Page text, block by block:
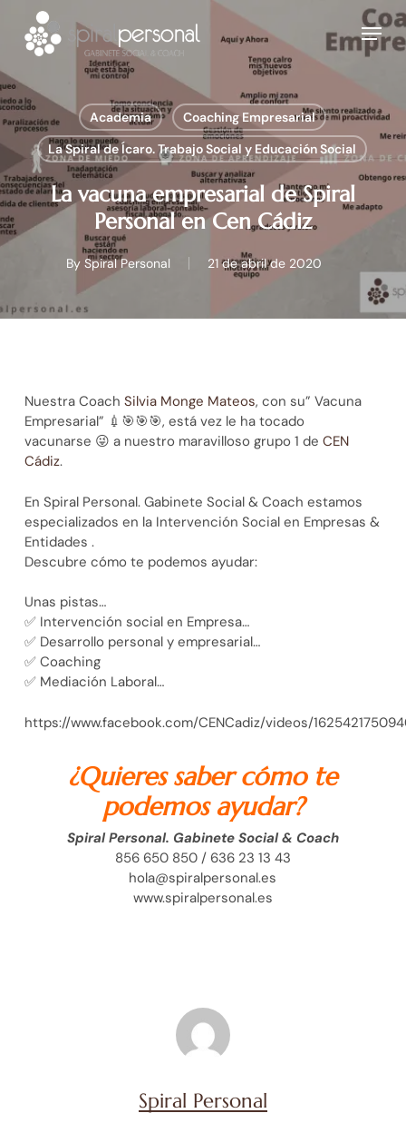
main
content
Menu
Academia
Coaching Empresarial
La Spiral de Ícaro. Trabajo Social y Educación Social
La vacuna empresarial de Spiral
Personal en Cen Cádiz
By Spiral Personal 21 de abril de 2020
Nuestra Coach Silvia Monge Mateos, con su” Vacuna
Empresarial” 💉 🎯 🎯 🎯, está vez le ha tocado
vacunarse 😜 a nuestro maravilloso grupo 1 de CEN
Cádiz.
En Spiral Personal. Gabinete Social & Coach estamos
especializados en la Intervención Social en Empresas &
Entidades .
Descubre cómo te podemos ayudar:
Unas pistas…
✅Intervención social en Empresa…
✅Desarrollo personal y empresarial…
✅Coaching
✅Mediación Laboral…
https://www.facebook.com/CENCadiz/videos/
¿Quieres saber cómo te
podemos ayudar?
Spiral Personal. Gabinete Social & Coach
856 650 850 / 636 23 13 43
hola@spiralpersonal.es
www.spiralpersonal.es
Spiral Personal